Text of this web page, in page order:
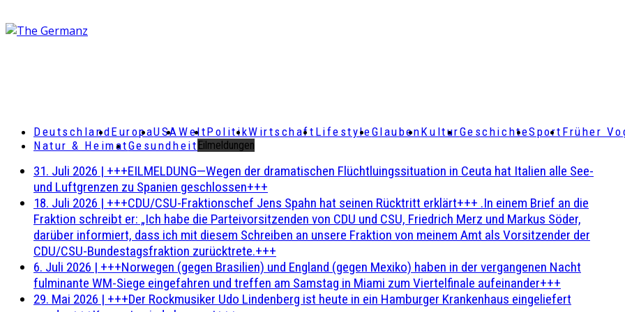
DeutschlandEuropaUSAWeltPolitikWirtschaft LifestyleGlaubenKulturGeschichteSport Früher
Natur & HeimatGesundheit Eilmeldungen
31. Juli 2026 | +++EILMELDUNG—Wegen der dramatischen Flüchtluingssituation in Ceuta hat Italien alle See-
und Luftgrenzen zu Spanien geschlossen+++
18. Juli 2026 | +++CDU/CSU-Fraktionschef Jens Spahn hat seinen Rücktritt erklärt+++ .In einem Brief an die
Fraktion schreibt er: „Ich habe die Parteivorsitzenden von CDU und CSU, Friedrich Merz und Markus Söder,
darüber informiert, dass ich mit diesem Schreiben an unsere Fraktion von meinem Amt als Vorsitzender der
CDU/CSU-Bundestagsfraktion zurücktrete.+++
6. Juli 2026 | +++Norwegen (gegen Brasilien) und England (gegen Mexiko) haben in der vergangenen Nacht
fulminante WM-Siege eingefahren und treffen am Samstag in Miami zum Viertelfinale aufeinander+++
29. Mai 2026 | +++Der Rockmusiker Udo Lindenberg ist heute in ein Hamburger Krankenhaus eingeliefert